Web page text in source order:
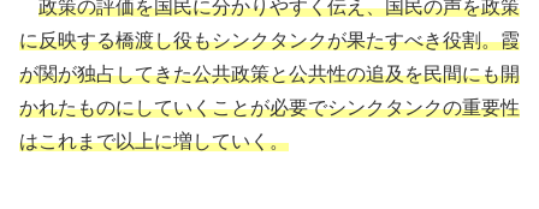
政策の評価を国民に分かりやすく伝え、国民の声を政策
に反映する橋渡し役もシンクタンクが果たすべき役割。霞
が関が独占してきた公共政策と公共性の追及を民間にも開
かれたものにしていくことが必要でシンクタンクの重要性
はこれまで以上に増していく。